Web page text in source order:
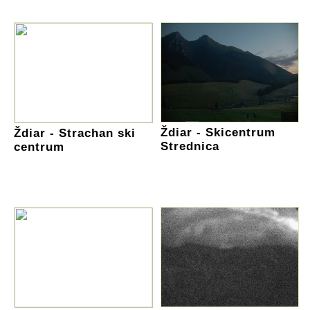
Ždiar - Strachan ski
centrum
Ždiar - Skicentrum
Strednica